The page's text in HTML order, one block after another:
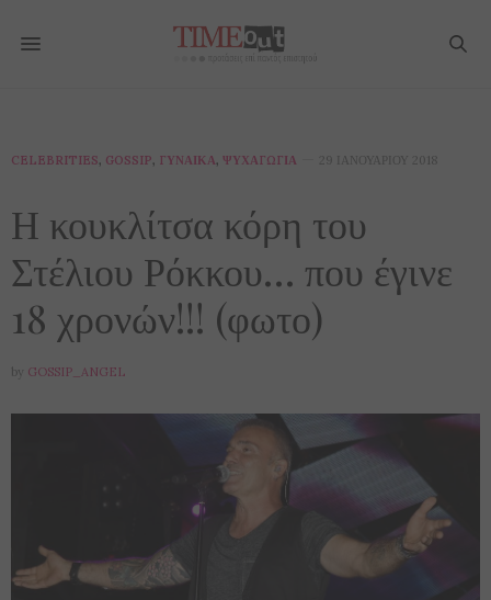
CELEBRITIES, GOSSIP, ΓΥΝΑΊΚΑ, ΨΥΧΑΓΩΓΊΑ 29 ΙΑΝΟΥΑΡΊΟΥ 2018
Η κουκλίτσα κόρη του
Στέλιου Ρόκκου… που έγινε
18 χρονών!!! (φωτο)
by GOSSIP_ANGEL